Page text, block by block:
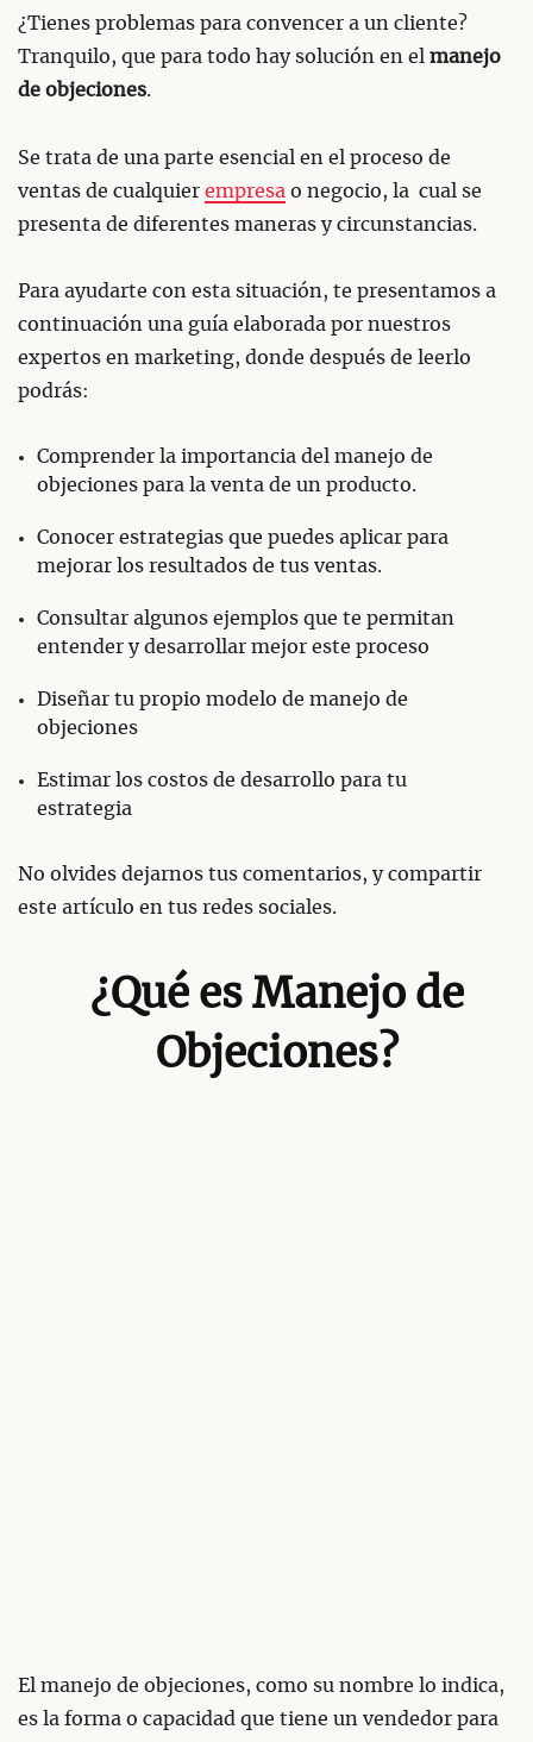
¿Tienes problemas para convencer a un cliente?
Tranquilo, que para todo hay solución en el manejo
de objeciones.
Se trata de una parte esencial en el proceso de
ventas de cualquier empresa o negocio, la cual se
presenta de diferentes maneras y circunstancias.
Para ayudarte con esta situación, te presentamos a
continuación una guía elaborada por nuestros
expertos en marketing, donde después de leerlo
podrás:
Comprender la importancia del manejo de
objeciones para la venta de un producto.
Conocer estrategias que puedes aplicar para
mejorar los resultados de tus ventas.
Consultar algunos ejemplos que te permitan
entender y desarrollar mejor este proceso
Diseñar tu propio modelo de manejo de
objeciones
Estimar los costos de desarrollo para tu
estrategia
No olvides dejarnos tus comentarios, y compartir
este artículo en tus redes sociales.
¿Qué es Manejo de
Objeciones?
El manejo de objeciones, como su nombre lo indica,
es la forma o capacidad que tiene un vendedor para